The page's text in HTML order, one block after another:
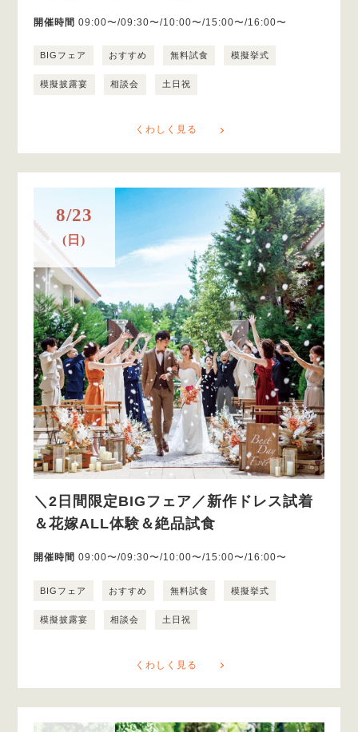
開催時間 09:00〜/09:30〜/10:00〜/15:00〜/16:00〜
BIGフェア おすすめ 無料試食 模擬挙式
模擬披露宴 相談会 土日祝
くわしく見る
8/23
(日)
＼2日間限定BIGフェア／新作ドレス試着
＆花嫁ALL体験＆絶品試食
開催時間 09:00〜/09:30〜/10:00〜/15:00〜/16:00〜
BIGフェア おすすめ 無料試食 模擬挙式
模擬披露宴 相談会 土日祝
くわしく見る